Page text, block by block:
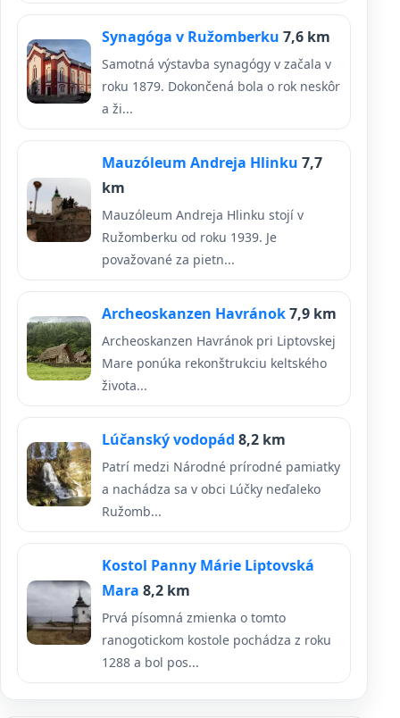
Synagóga v Ružomberku 7,6 km
Samotná výstavba synagógy v začala v
roku 1879. Dokončená bola o rok neskôr
a ži...
Mauzóleum Andreja Hlinku 7,7
km
Mauzóleum Andreja Hlinku stojí v
Ružomberku od roku 1939. Je
považované za pietn...
Archeoskanzen Havránok7,9 km
Archeoskanzen Havránok pri Liptovskej
Mare ponúka rekonštrukciu keltského
života...
Lúčanský vodopád 8,2 km
Patrí medzi Národné prírodné pamiatky
a nachádza sa v obci Lúčky neďaleko
Ružomb...
Kostol Panny Márie Liptovská
Mara 8,2 km
Prvá písomná zmienka o tomto
ranogotickom kostole pochádza z roku
1288 a bol pos...